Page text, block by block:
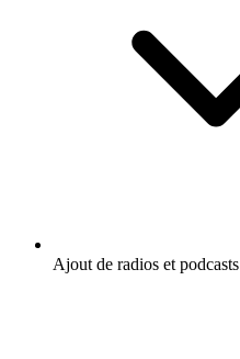
Ajout de radios et